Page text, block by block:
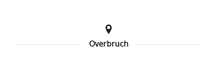
Overbruch